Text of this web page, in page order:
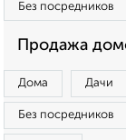
Без посредников
Продажа
Дома Дачи
Без посредников